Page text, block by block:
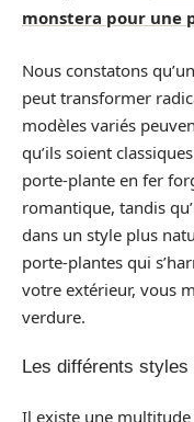
monstera pour une
Nous constatons
peut transformer
modèles variés
qu’ils soient
porte-plante en fer
romantique, tandis
dans un style plus
porte-plantes qui
votre extérieur, vous
verdure.
Les différents styles
Il existe une multitude